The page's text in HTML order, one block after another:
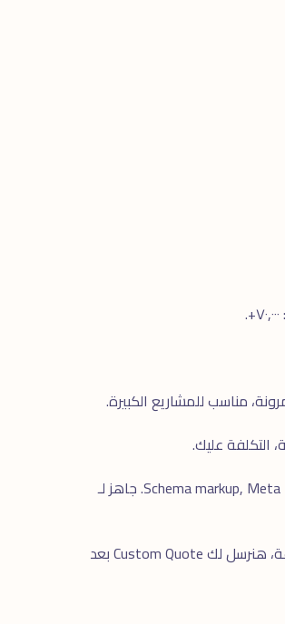
نعم، كل مواقعنا تأتى بـ SEO Foundation كاملة: Schema markup, Meta tags, Sitemap, Page Speed, Mobile-first, GA4 setup. جاهز لـ
للرد السريع. خلال ٢٤ ساعة، هنرسل لك Custom Quote بعد